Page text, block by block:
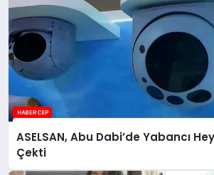
ASELSAN, Abu Dabi’de Yabancı
Çekti